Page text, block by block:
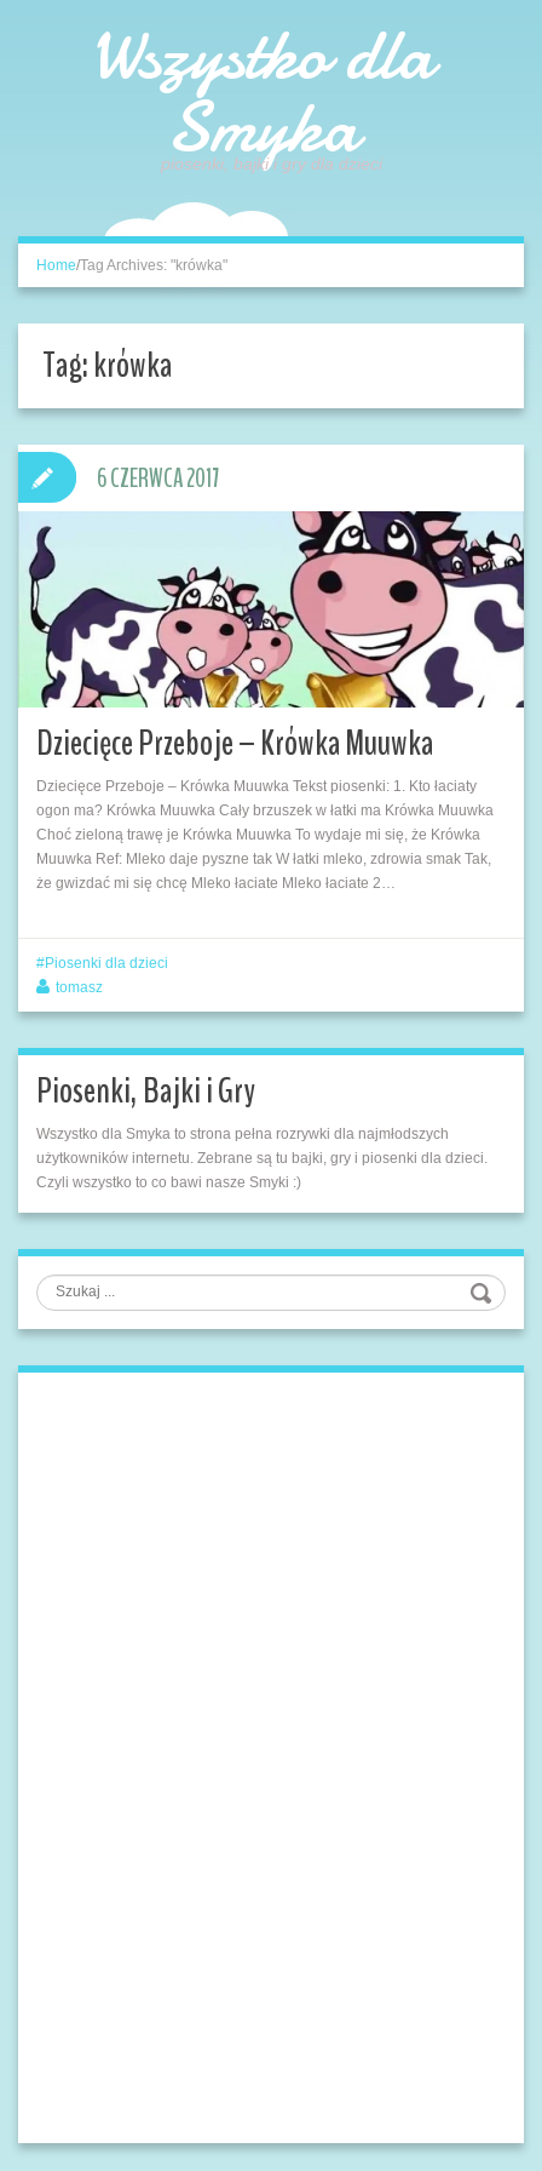
Wszystko dla
Smyka
piosenki, bajki i gry dla dzieci
Home/Tag Archives: "krówka"
Tag:krówka
Dziecięce Przeboje – Krówka Muuwka
Dziecięce Przeboje – Krówka Muuwka Tekst piosenki: 1. Kto łaciaty
ogon ma? Krówka Muuwka Cały brzuszek w łatki ma Krówka Muuwka
Choć zieloną trawę je Krówka Muuwka To wydaje mi się, że Krówka
Muuwka Ref: Mleko daje pyszne tak W łatki mleko, zdrowia smak Tak,
że gwizdać mi się chcę Mleko łaciate Mleko łaciate 2…
6 CZERWCA 2017
Piosenki dla dzieci
tomasz
Piosenki, Bajki i Gry
Wszystko dla Smyka to strona pełna rozrywki dla najmłodszych
użytkowników internetu. Zebrane są tu bajki, gry i piosenki dla dzieci.
Czyli wszystko to co bawi nasze Smyki :)
Szukaj